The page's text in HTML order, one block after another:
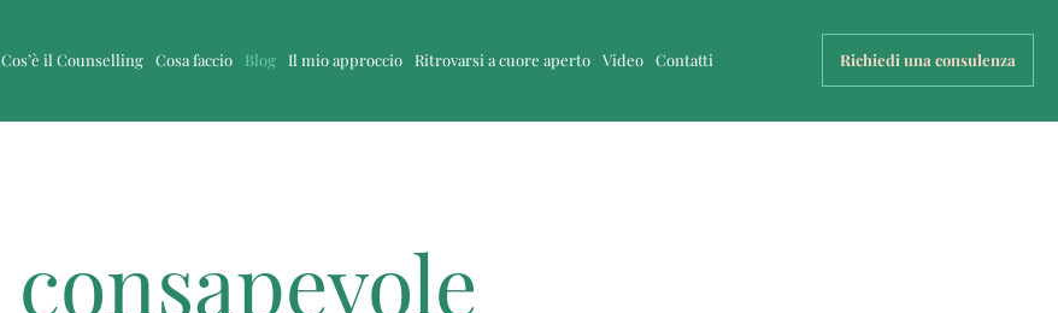
Cos’è il Counselling Cosa faccio Blog Il mio approccio Ritrovarsi a cuore aperto Video Contatti Richiedi una consulenza
consapevole